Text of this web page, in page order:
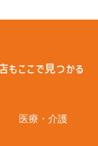
医療・介護